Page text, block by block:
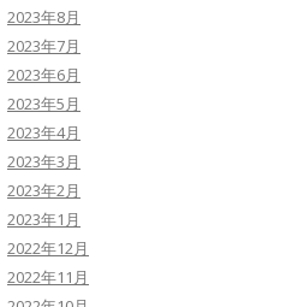
2023年8月
2023年7月
2023年6月
2023年5月
2023年4月
2023年3月
2023年2月
2023年1月
2022年12月
2022年11月